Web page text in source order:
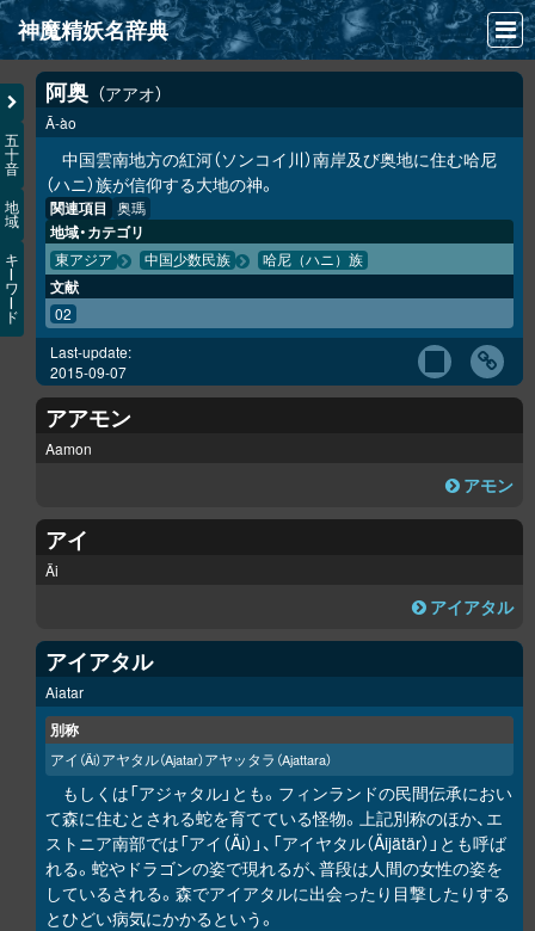
神魔精妖名辞典
NEWS
INFO
文献
検索
凖項目
画像資料便覧
LINK
五
十
音
地
域
キ
ワ
ド
阿奥 アアオ
Ā-ào
中国雲南地方の紅河（ソンコイ川）南岸及び奥地に住む哈尼
（ハニ）族が信仰する大地の神。
関連項目 奥瑪
地域・カテゴリ
東アジア 中国少数民族 哈尼（ハニ）族
文献
02
Last-update:
2015-09-07
アアモン
Aamon
アモン
アイ
Äi
アイアタル
アイアタル
Aiatar
別称
アイ （Äi）アヤタル（Ajatar）アヤッタラ （Ajattara）
もしくは「アジャタル」とも。フィンランドの民間伝承におい
て森に住むとされる蛇を育てている怪物。上記別称のほか、エ
ストニア南部では「アイ（Äi）」、「アイヤタル（Äijätär）」とも呼ば
れる。蛇やドラゴンの姿で現れるが、普段は人間の女性の姿を
しているされる。森でアイアタルに出会ったり目撃したりする
とひどい病気にかかるという。